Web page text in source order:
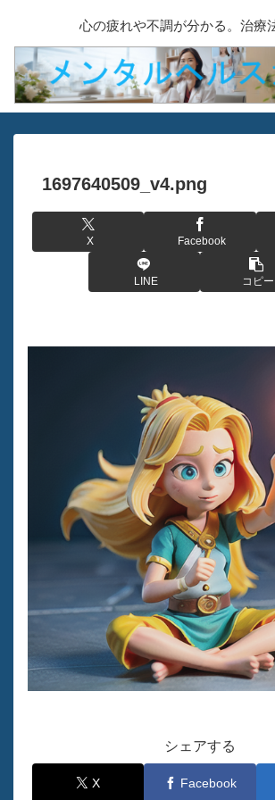
心の疲れや不調が分かる。治療
1697640509_v4.png
X Facebook
LINE コピー
シェアする
X Facebook